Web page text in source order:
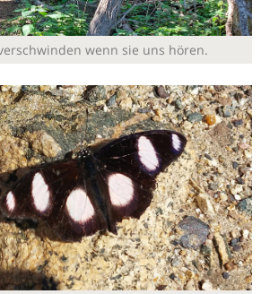
wenn sie uns hören.